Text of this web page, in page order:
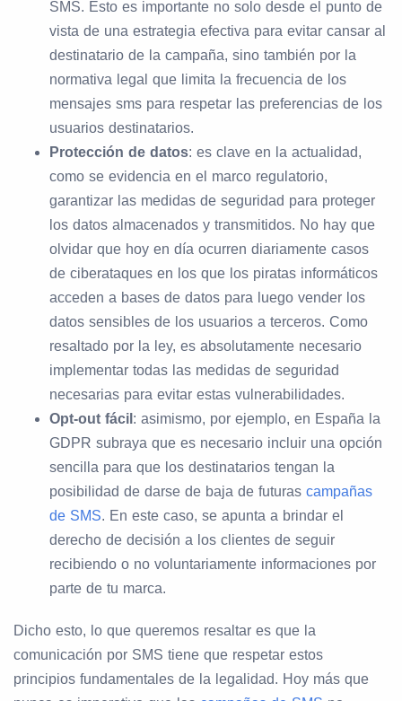
SMS. Esto es importante no solo desde el punto de
vista de una estrategia efectiva para evitar cansar al
destinatario de la campaña, sino también por la
normativa legal que limita la frecuencia de los
mensajes sms para respetar las preferencias de los
usuarios destinatarios.
Protección de datos: es clave en la actualidad,
como se evidencia en el marco regulatorio,
garantizar las medidas de seguridad para proteger
los datos almacenados y transmitidos. No hay que
olvidar que hoy en día ocurren diariamente casos
de ciberataques en los que los piratas informáticos
acceden a bases de datos para luego vender los
datos sensibles de los usuarios a terceros. Como
resaltado por la ley, es absolutamente necesario
implementar todas las medidas de seguridad
necesarias para evitar estas vulnerabilidades.
Opt-out fácil : asimismo, por ejemplo, en España la
GDPR subraya que es necesario incluir una opción
sencilla para que los destinatarios tengan la
posibilidad de darse de baja de futuras campañas
de SMS. En este caso, se apunta a brindar el
derecho de decisión a los clientes de seguir
recibiendo o no voluntariamente informaciones por
parte de tu marca.
Dicho esto, lo que queremos resaltar es que la
comunicación por SMS tiene que respetar estos
principios fundamentales de la legalidad. Hoy más que